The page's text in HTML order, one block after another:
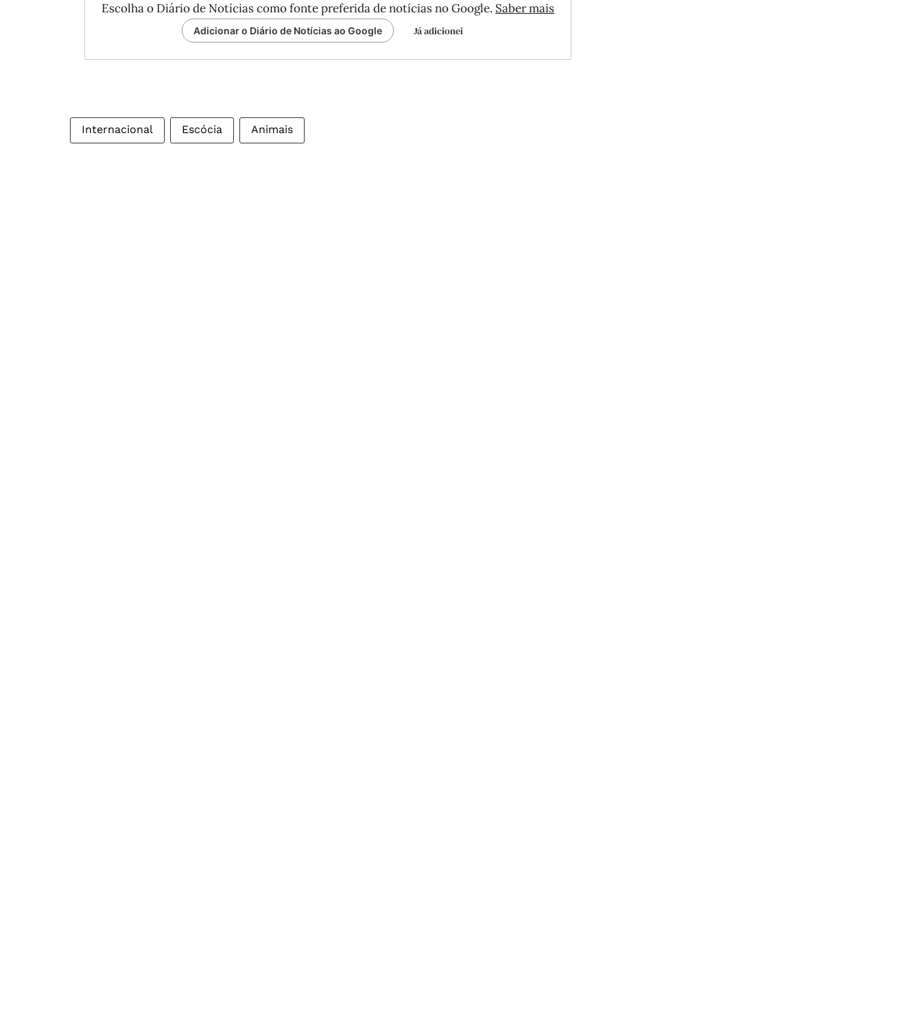
Escolha o Diário de Notícias como fonte preferida de notícias no Google. Saber mais
Adicionar o Diário de Notícias ao Google Já adicionei
Internacional Escócia Animais